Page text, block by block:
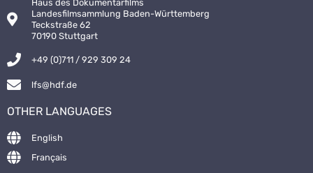
Haus des Dokumentarfilms
Landesfilmsammlung Baden-Württemberg
Teckstraße 62
70190 Stuttgart
+49 (0)711 / 929 309 24
lfs@hdf.de
OTHER LANGUAGES
English
Français